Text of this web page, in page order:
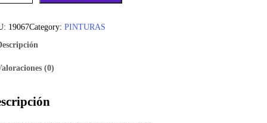
19067Category: PINTURAS
(0)